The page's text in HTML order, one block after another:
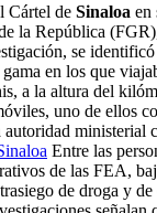
Cártel de Sinaloa en
la República
se
en los que
a la altura del
uno de ellos
ministerial
Entre las
de las FEA,
de droga y